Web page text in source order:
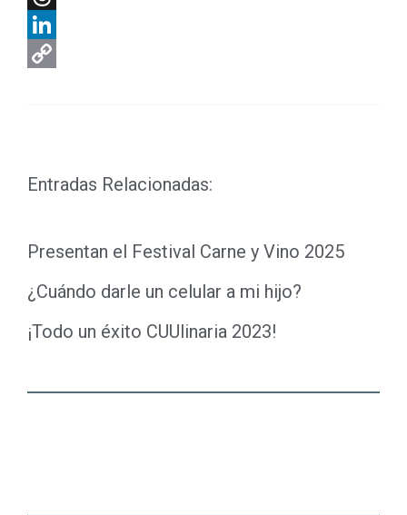
Threads
LinkedIn
Entradas Relacionadas:
Presentan el Festival Carne y Vino 2025
¿Cuándo darle un celular a mi hijo?
¡Todo un éxito CUUlinaria 2023!